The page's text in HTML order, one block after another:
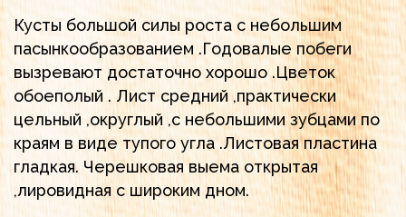
Кусты большой силы роста с небольшим
пасынкообразованием .Годовалые побеги
вызревают достаточно хорошо .Цветок
обоеполый . Лист средний ,практически
цельный ,округлый ,с небольшими зубцами по
краям в виде тупого угла .Листовая пластина
гладкая. Черешковая выема открытая
,лировидная с широким дном.